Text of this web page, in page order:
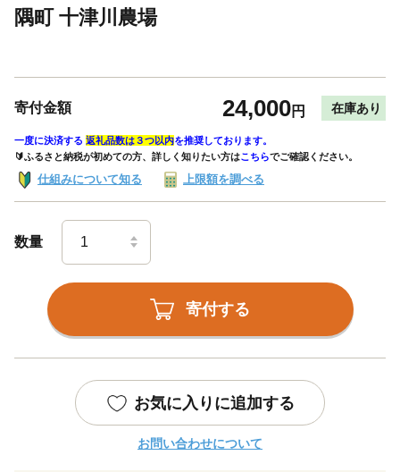
隅町 十津川農場
寄付金額 24,000円 在庫あり
一度に決済する 返礼品数は３つ以内を推奨しております。
🔰ふるさと納税が初めての方、詳しく知りたい方はこちらでご確認ください。
仕組みについて知る 上限額を調べる
数量
寄付する
お気に入りに追加する
お問い合わせについて